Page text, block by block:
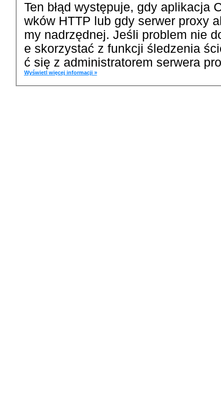
Ten błąd występuje, gdy aplikacja
wków HTTP lub gdy serwer proxy
my nadrzędnej. Jeśli problem nie
e skorzystać z funkcji śledzenia
ć się z administratorem serwera
Wyświetl więcej informacji »